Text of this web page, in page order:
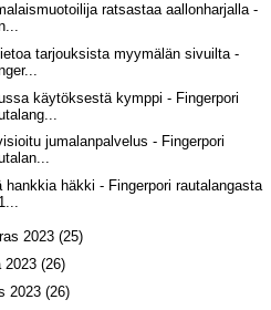
ratsastaa aallonharjalla -
tarjouksista myymälän sivuilta -
käytöksestä kymppi - Fingerpori
jumalanpalvelus - Fingerpori
hankkia häkki - Fingerpori rautalangasta
2023 (25)
2023 (26)
2023 (26)